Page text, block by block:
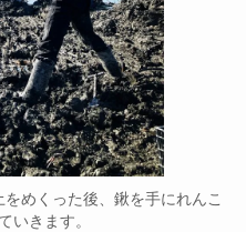
めくった後、鍬を手にれんこ
いきます。